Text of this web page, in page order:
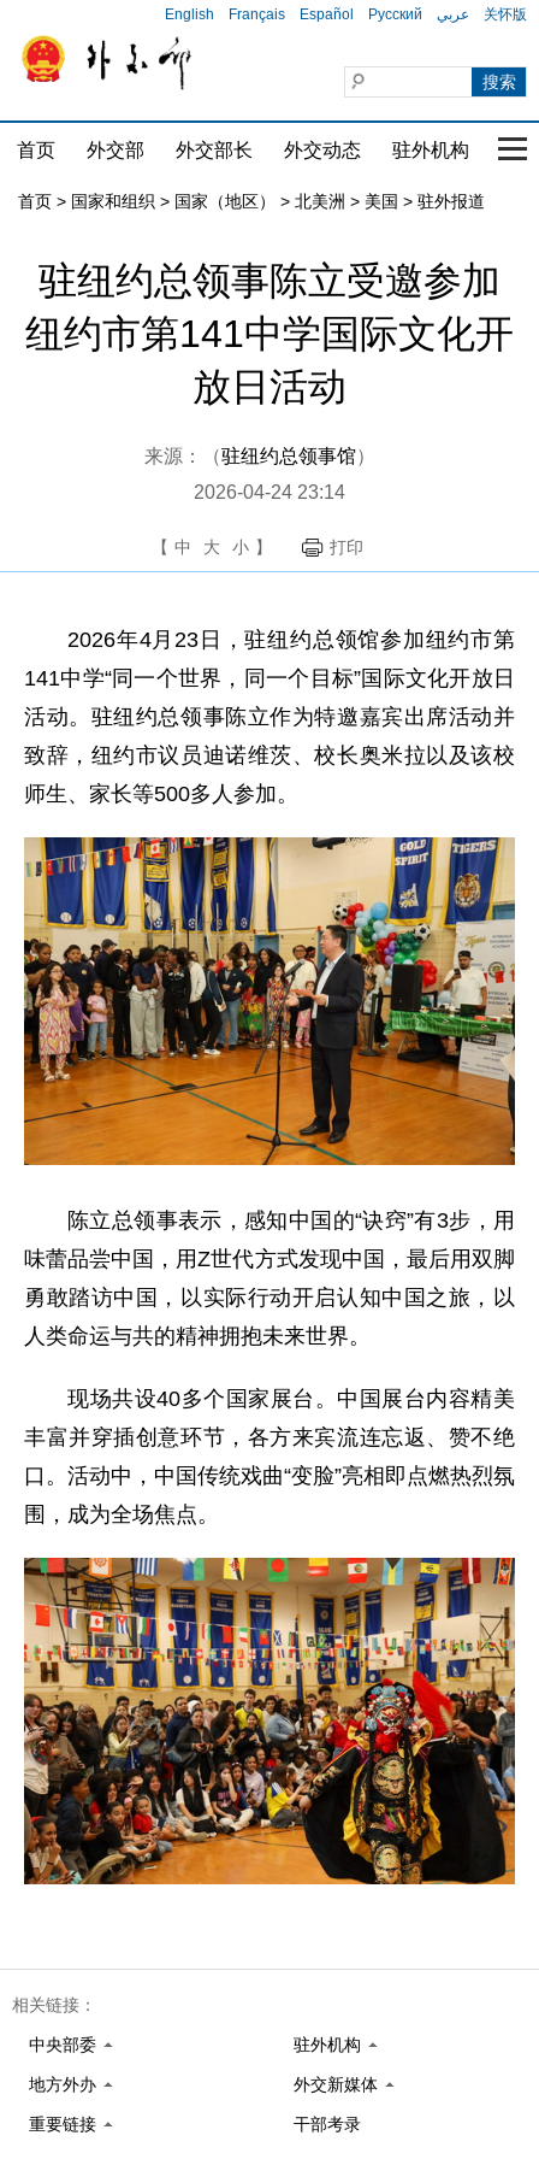
English Français Español Русский عربي 关怀版
首页 外交部 外交部长 外交动态 驻外机构 国
首页 > 国家和组织 > 国家（地区） > 北美洲 > 美国 > 驻外报道
驻纽约总领事陈立受邀参加
纽约市第141中学国际文化开
放日活动
来源：（驻纽约总领事馆）
2026-04-24 23:14
【 中 大 小 】 打印
2026年4月23日，驻纽约总领馆参加纽约市第
141中学“同一个世界，同一个目标”国际文化开放日
活动。驻纽约总领事陈立作为特邀嘉宾出席活动并
致辞，纽约市议员迪诺维茨、校长奥米拉以及该校
师生、家长等500多人参加。
陈立总领事表示，感知中国的“诀窍”有3步，用
味蕾品尝中国，用Z世代方式发现中国，最后用双脚
勇敢踏访中国，以实际行动开启认知中国之旅，以
人类命运与共的精神拥抱未来世界。
现场共设40多个国家展台。中国展台内容精美
丰富并穿插创意环节，各方来宾流连忘返、赞不绝
口。活动中，中国传统戏曲“变脸”亮相即点燃热烈氛
围，成为全场焦点。
相关链接：
中央部委 驻外机构
地方外办 外交新媒体
重要链接 干部考录